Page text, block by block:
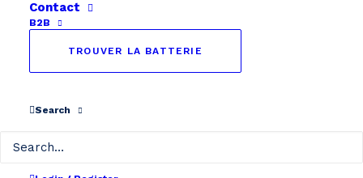
Contact
B2B
TROUVER LA BATTERIE
Search